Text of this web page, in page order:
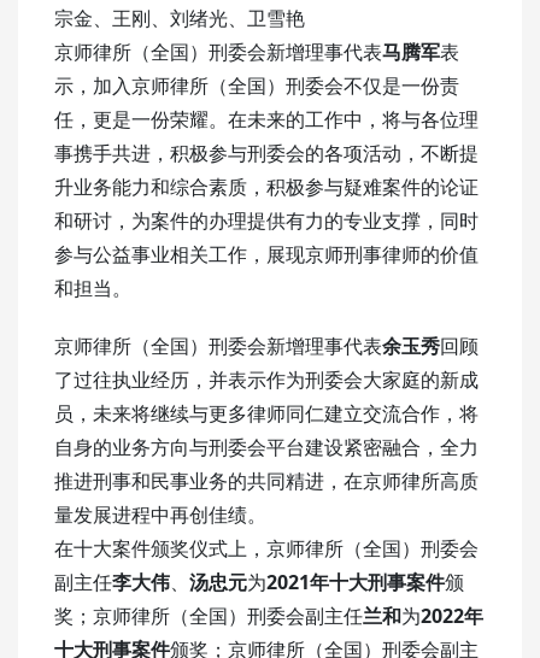
宗金、王刚、刘绪光、卫雪艳
京师律所（全国）刑委会新增理事代表马腾军表
示，加入京师律所（全国）刑委会不仅是一份责
任，更是一份荣耀。在未来的工作中，将与各位理
事携手共进，积极参与刑委会的各项活动，不断提
升业务能力和综合素质，积极参与疑难案件的论证
和研讨，为案件的办理提供有力的专业支撑，同时
参与公益事业相关工作，展现京师刑事律师的价值
和担当。
京师律所（全国）刑委会新增理事代表余玉秀回顾
了过往执业经历，并表示作为刑委会大家庭的新成
员，未来将继续与更多律师同仁建立交流合作，将
自身的业务方向与刑委会平台建设紧密融合，全力
推进刑事和民事业务的共同精进，在京师律所高质
量发展进程中再创佳绩。
在十大案件颁奖仪式上，京师律所（全国）刑委会
副主任李大伟、 汤忠元为2021年十大刑事案件颁
奖；京师律所（全国）刑委会副主任兰和为2022年
十大刑事案件颁奖；京师律所（全国）刑委会副主